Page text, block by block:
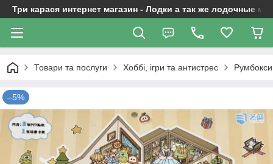
Три карася интернет магазин - Лодки а так же лодочные
Товари та послуги Хоббі, ігри та антистрес
–5%